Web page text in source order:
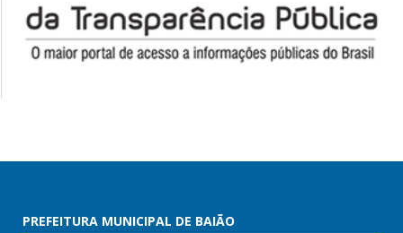
PREFEITURA MUNICIPAL DE BAIÃO